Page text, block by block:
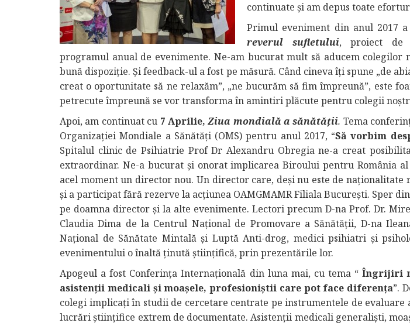
continuate și am depus toate
Primul eveniment din anul 2017
reverul sufletului, proiect de
programul anual de evenimente. Ne-am bucurat mult să aducem colegilor
bună dispoziţie. Şi feedback-ul a fost pe măsură. Când cineva îţi spune „de
creat o oportunitate să ne relaxăm”, „ne bucurăm să fim împreună”, este
petrecute împreună se vor transforma în amintiri plăcute pentru colegii
Apoi, am continuat cu 7 Aprilie,Ziua mondială a sănătăţii. Tema
Organizației Mondiale a Sănătăți (OMS) pentru anul 2017, “Să vorbim
Spitalul clinic de Psihiatrie Prof Dr Alexandru Obregia ne-a creat
extraordinar. Ne-a bucurat şi onorat implicarea Biroului pentru România
acel moment un director nou. Un director care, deşi nu este de naţionalitate
şi a participat fără rezerve la acţiunea OAMGMAMR Filiala București. Sper
pe doamna director şi la alte evenimente. Lectori precum D-na Prof. Dr.
Claudia Dima de la Centrul Național de Promovare a Sănătății, D-na
Național de Sănătate Mintală și Luptă Anti-drog, medici psihiatri și
evenimentului o înaltă ținută științifică, prin prezentările lor.
Apogeul a fost Conferinţa Internaţională din luna mai, cu tema “Îngrijiri
asistenții medicali și moașele, profesioniștii care pot face diferența”.
colegi implicaţi în studii de cercetare centrate pe instrumentele de
lucrări științifice extrem de documentate. Asistenții medicali generaliști,